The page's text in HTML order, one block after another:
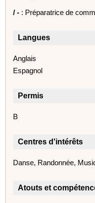
/ - : Préparatrice de
Langues
Anglais
Espagnol
Permis
B
Centres d'intérêts
Danse, Randonnée,
Atouts et